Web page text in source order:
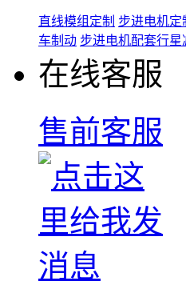
直线模组定制 步进电机定
车制动 步进电机配套行星
在线客服
售前客服